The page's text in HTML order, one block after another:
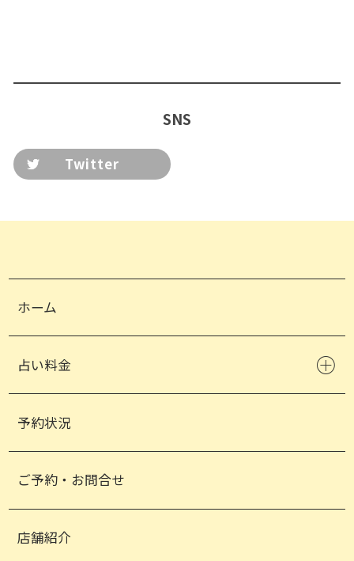
SNS
Twitter
ホーム
占い料金
予約状況
ご予約・お問合せ
店舗紹介